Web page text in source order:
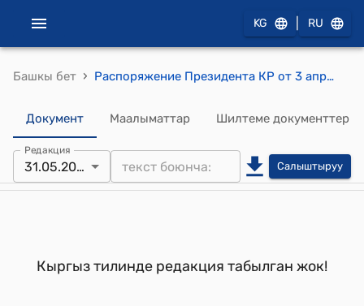
KG RU
Башкы бет › Распоряжение Президента КР от 3 апреля 1999 года РП №149
Документ Маалыматтар Шилтеме документтер
Редакция
31.05.2022 Салыштыруу
Кыргыз тилинде редакция табылган жок!